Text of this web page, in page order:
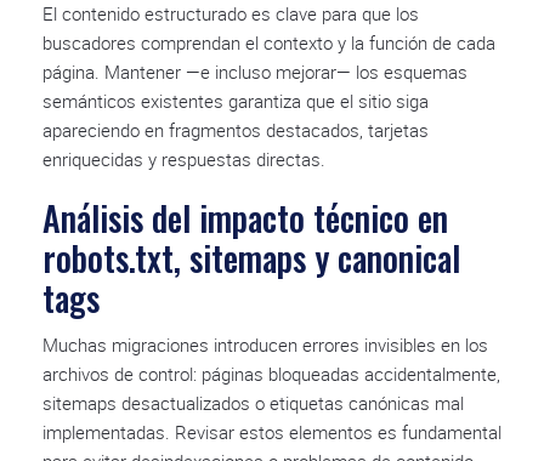
El contenido estructurado es clave para que los
buscadores comprendan el contexto y la función de cada
página. Mantener —e incluso mejorar— los esquemas
semánticos existentes garantiza que el sitio siga
apareciendo en fragmentos destacados, tarjetas
enriquecidas y respuestas directas.
Análisis del impacto técnico en
robots.txt, sitemaps y canonical
tags
Muchas migraciones introducen errores invisibles en los
archivos de control: páginas bloqueadas accidentalmente,
sitemaps desactualizados o etiquetas canónicas mal
implementadas. Revisar estos elementos es fundamental